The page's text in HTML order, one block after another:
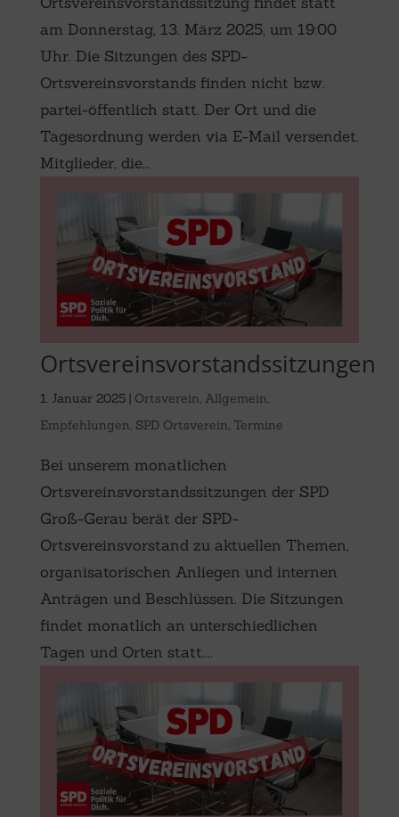
am Donnerstag, 13. März 2025, um 19:00
Uhr. Die Sitzungen des SPD-
Ortsvereinsvorstands finden nicht bzw.
partei-öffentlich statt. Der Ort und die
Tagesordnung werden via E-Mail versendet.
Mitglieder, die...
Ortsvereinsvorstandssitzungen
1. Januar 2025| Ortsverein, Allgemein,
Empfehlungen, SPD Ortsverein, Termine
Bei unserem monatlichen
Ortsvereinsvorstandssitzungen der SPD
Groß-Gerau berät der SPD-
Ortsvereinsvorstand zu aktuellen Themen,
organisatorischen Anliegen und internen
Anträgen und Beschlüssen. Die Sitzungen
findet monatlich an unterschiedlichen
Tagen und Orten statt....